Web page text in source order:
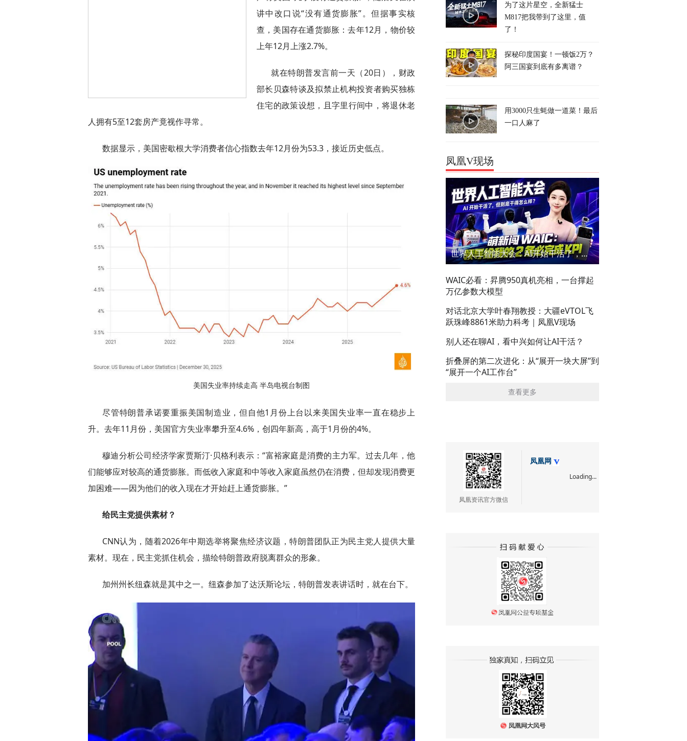
讲中改口说“没有通货膨胀”。但据事实核
查，美国存在通货膨胀：去年12月，物价较
上年12月上涨2.7%。
就在特朗普发言前一天（20日），财政
部长贝森特谈及拟禁止机构投资者购买独栋
住宅的政策设想，且字里行间中，将退休老
人拥有5至12套房产竟视作寻常。
数据显示，美国密歇根大学消费者信心指数去年12月份为53.3，接近历史低点。
美国失业率持续走高 半岛电视台制图
尽管特朗普承诺要重振美国制造业，但自他1月份上台以来美国失业率一直在稳步上
升。去年11月份，美国官方失业率攀升至4.6%，创四年新高，高于1月份的4%。
穆迪分析公司经济学家贾斯汀·贝格利表示：“富裕家庭是消费的主力军。过去几年，他
们能够应对较高的通货膨胀。而低收入家庭和中等收入家庭虽然仍在消费，但却发现消费更
加困难——因为他们的收入现在才开始赶上通货膨胀。”
给民主党提供素材？
CNN认为，随着2026年中期选举将聚焦经济议题，特朗普团队正为民主党人提供大量
素材。现在，民主党抓住机会，描绘特朗普政府脱离群众的形象。
加州州长纽森就是其中之一。纽森参加了达沃斯论坛，特朗普发表讲话时，就在台下。
为了这片星空，全新猛士
M817把我带到了这里，值
了！
探秘印度国宴！一顿饭2万？
阿三国宴到底有多离谱？
用3000只生蚝做一道菜！最后
一口人麻了
凤凰V现场
世界人工智能大会：AI开始干活了，但到底干的怎么样？萌新闯WAIC
WAIC必看：昇腾950真机亮相，一台撑起
万亿参数大模型
对话北京大学叶春翔教授：大疆eVTOL飞
跃珠峰8861米助力科考｜凤凰V现场
别人还在聊AI，看中兴如何让AI干活？
折叠屏的第二次进化：从“展开一块大屏”到
“展开一个AI工作台”
查看更多
凤凰资讯官方微信
凤凰网
Loading...